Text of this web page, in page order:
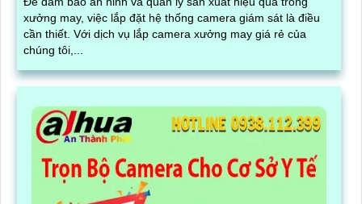
xưởng may, việc lắp đặt hệ thống camera giám sát là điều
cần thiết. Với dịch vụ lắp camera xưởng may giá rẻ của
chúng tôi,...